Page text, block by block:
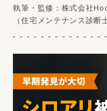
MINAMI
南区の外壁塗装
執筆・監修：株式会社
（住宅メンテナンス診断